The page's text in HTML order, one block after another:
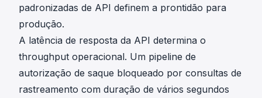
padronizadas de API definem a prontidão para
produção.
A latência de resposta da API determina o
throughput operacional. Um pipeline de
autorização de saque bloqueado por consultas de
rastreamento com duração de vários segundos